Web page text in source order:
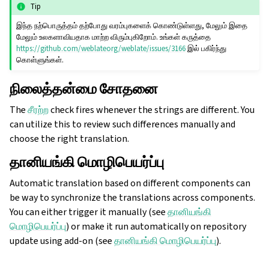
Tip
இந்த நற்பொருத்தம் தற்போது வரம்புகளைக் கொண்டுள்ளது, மேலும் இதை
மேலும் உலகளாவியதாக மாற்ற விரும்புகிறோம். உங்கள் கருத்தை
https://github.com/weblateorg/weblate/issues/3166இல் பகிர்ந்து
கொள்ளுங்கள்.
நிலைத்தன்மை சோதனை
Theசீரற்றcheck fires whenever the strings are different. You
can utilize this to review such differences manually and
choose the right translation.
தானியங்கி மொழிபெயர்ப்பு
Automatic translation based on different components can
be way to synchronize the translations across components.
You can either trigger it manually (seeதானியங்கி
மொழிபெயர்ப்பு) or make it run automatically on repository
update using add-on (seeதானியங்கி மொழிபெயர்ப்பு).